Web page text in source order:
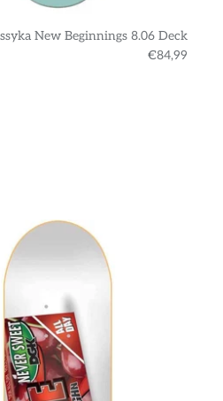
New Beginnings 8.06 Deck
€84,99